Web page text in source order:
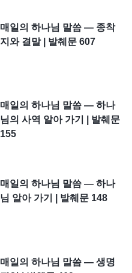
매일의 하나님 말씀 ― 종착
지와 결말 | 발췌문 607
매일의 하나님 말씀 ― 하나
님의 사역 알아 가기 | 발췌문
155
매일의 하나님 말씀 ― 하나
님 알아 가기 | 발췌문 148
매일의 하나님 말씀 ― 생명